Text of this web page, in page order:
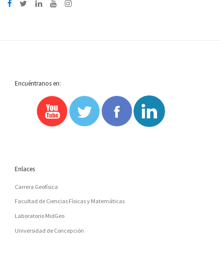
Encuéntranos en:
Enlaces
Carrera Geofísica
Facultad de Ciencias Físicas y Matemáticas
Laboratorio MidGeo
Universidad de Concepción